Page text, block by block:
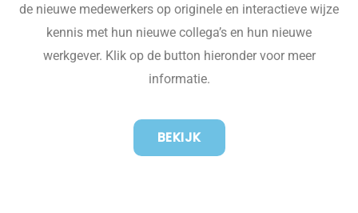
de nieuwe medewerkers op originele en interactieve wijze
kennis met hun nieuwe collega’s en hun nieuwe
werkgever. Klik op de button hieronder voor meer
informatie.
BEKIJK